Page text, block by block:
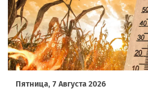
Пятница, 7 Августа 2026